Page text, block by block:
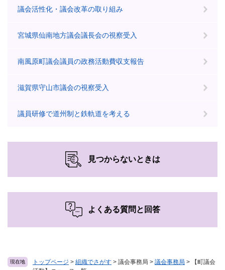
現在地 トップページ > 組織でさがす > 議会事務局 > 議会事務局 >
【町議会
議会活性化・議会改革の取り組み
宮城県仙南地方議会議長会の視察受入
南風原町議会議員の政務活動費収支報告
滋賀県守山市議会の視察受入
議員研修で道州制と鉄軌道を考える
見つからないときは
よくある質問と回答